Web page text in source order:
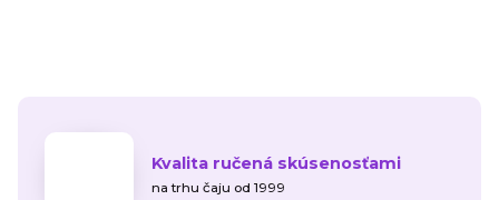
Kvalita ručená skúsenosťami
na trhu čaju od 1999